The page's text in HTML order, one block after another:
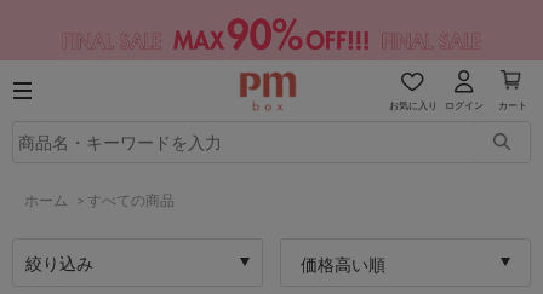
お気に入り ログイン カート
ホーム > すべての商品
絞り込み 価格高い順